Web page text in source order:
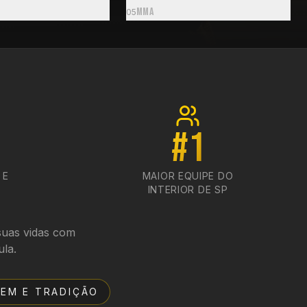
05MMA
#1
MAIOR EQUIPE DO
INTERIOR DE SP
vidas com
E TRADIÇÃO